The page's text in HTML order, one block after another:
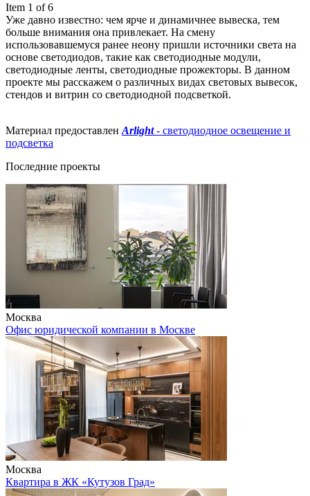
Item 1 of 6
Уже давно известно: чем ярче и динамичнее вывеска, тем
больше внимания она привлекает. На смену
использовавшемуся ранее неону пришли источники света на
основе светодиодов, такие как светодиодные модули,
светодиодные ленты, светодиодные прожекторы. В данном
проекте мы расскажем о различных видах световых вывесок,
стендов и витрин со светодиодной подсветкой.
Материал предоставлен Arlight- светодиодное освещение и
подсветка
Последние проекты
Москва
Офис юридической компании в Москве
Москва
Квартира в ЖК «Кутузов Град»